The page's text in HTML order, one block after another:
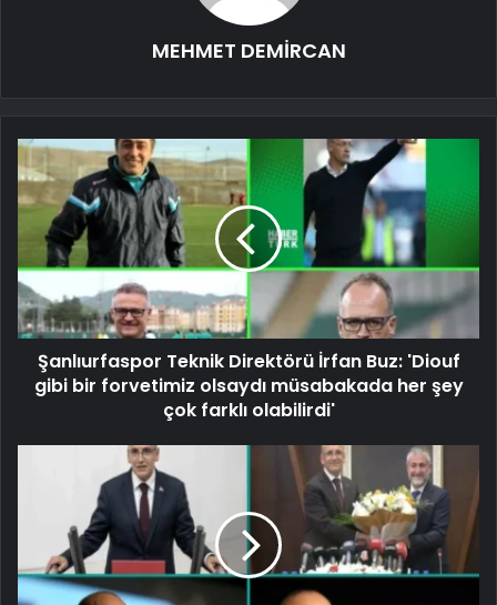
MEHMET DEMİRCAN
Şanlıurfaspor Teknik Direktörü İrfan Buz: 'Diouf
gibi bir forvetimiz olsaydı müsabakada her şey
çok farklı olabilirdi'